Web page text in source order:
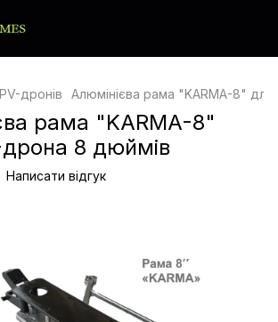
дронів Алюмінієва рама "KARMA-8"
рама "KARMA-8"
8 дюймів
Написати відгук